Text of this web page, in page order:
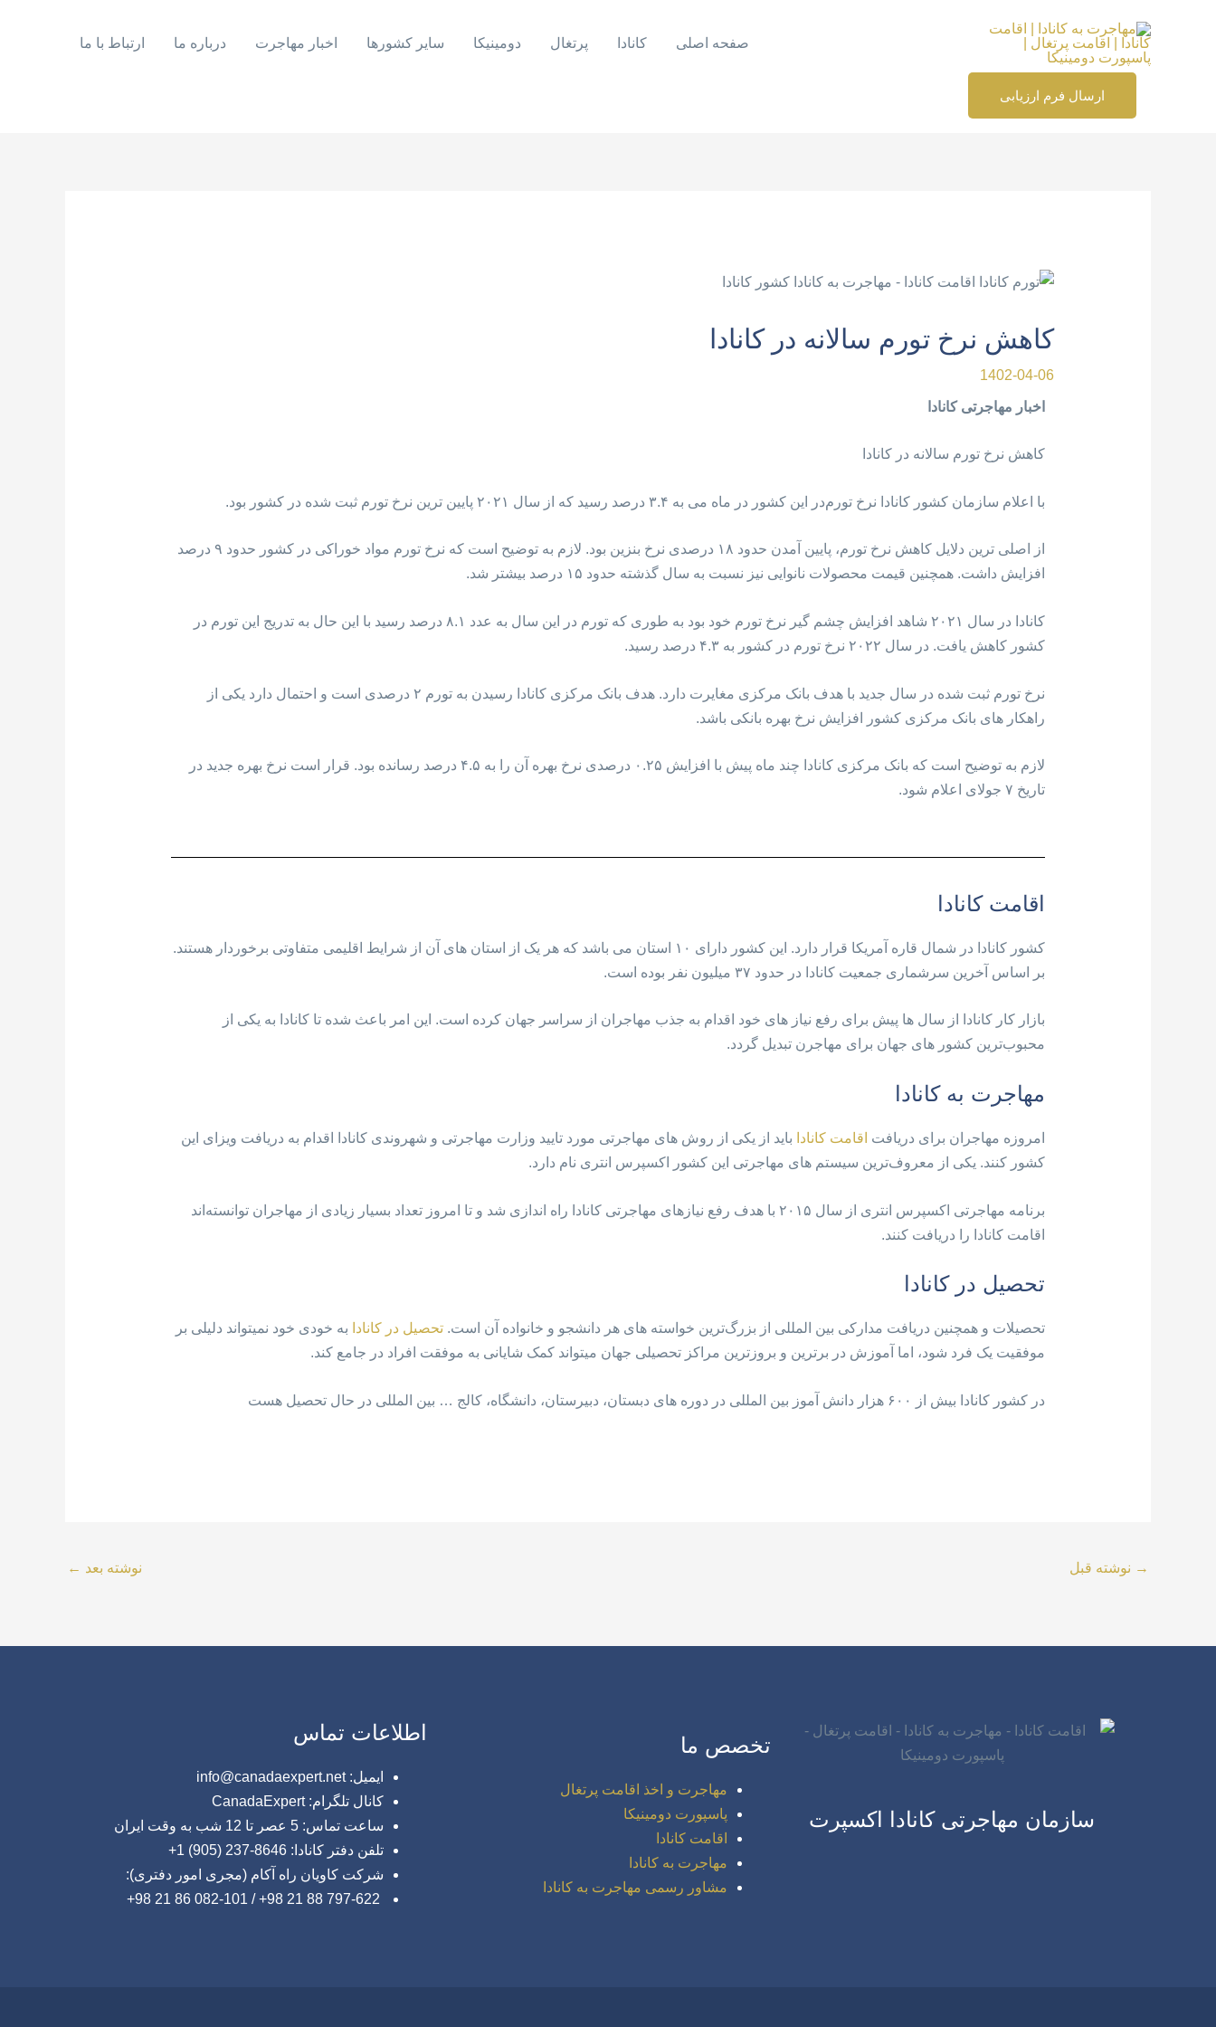
صفحه اصلی کانادا پرتغال دومینیکا سایر کشورها اخبار مهاجرت درباره ما ارتباط با ما
ارسال فرم ارزیابی
کاهش نرخ تورم سالانه در کانادا
1402-04-06
اخبار مهاجرتی کانادا
کاهش نرخ تورم سالانه در کانادا
با اعلام سازمان کشور کانادا نرخ تورم‌در این کشور در ماه می به ۳.۴ درصد رسید که از سال ۲۰۲۱ پایین ترین نرخ تورم ثبت شده در کشور بود.
از اصلی ترین دلایل کاهش نرخ تورم، پایین آمدن حدود ۱۸ درصدی نرخ بنزین بود. لازم به توضیح است که نرخ تورم مواد خوراکی در کشور حدود ۹ درصد
افزایش داشت. همچنین قیمت محصولات نانوایی نیز نسبت به سال گذشته حدود ۱۵ درصد بیشتر شد.
کانادا در سال ۲۰۲۱ شاهد افزایش چشم گیر نرخ تورم خود بود به طوری که تورم در این سال به عدد ۸.۱ درصد رسید با این حال به تدریج این تورم در
کشور کاهش یافت. در سال ۲۰۲۲ نرخ تورم در کشور به ۴.۳ درصد رسید.
نرخ تورم ثبت شده در سال جدید با هدف بانک مرکزی مغايرت دارد. هدف بانک مرکزی کانادا رسیدن به تورم ۲ درصدی است و احتمال دارد یکی از
راهکار های بانک مرکزی کشور افزایش نرخ بهره بانکی باشد.
لازم به توضیح است که بانک مرکزی کانادا چند ماه پیش با افزایش ۰.۲۵ درصدی نرخ بهره آن را به ۴.۵ درصد رسانده بود. قرار است نرخ بهره جدید در
تاریخ ۷ جولای اعلام شود.
اقامت کانادا
کشور کانادا در شمال قاره آمریکا قرار دارد. این کشور دارای ۱۰ استان می باشد که هر یک از استان های آن از شرایط اقلیمی متفاوتی برخوردار هستند.
بر اساس آخرین سرشماری جمعیت کانادا در حدود ۳۷ میلیون نفر بوده است.
بازار کار کانادا از سال ها پیش برای رفع نیاز های خود اقدام به جذب مهاجران از سراسر جهان کرده است. این امر باعث شده تا کانادا به یکی از
محبوب‌ترین کشور های جهان برای مهاجرن تبدیل گردد.
مهاجرت به کانادا
امروزه مهاجران برای دریافت اقامت کانادا باید از یکی از روش های مهاجرتی مورد تایید وزارت مهاجرتی و شهروندی کانادا اقدام به دریافت ویزای این
کشور کنند. یکی از معروف‌ترین سیستم های مهاجرتی این کشور اکسپرس انتری نام دارد.
برنامه مهاجرتی اکسپرس انتری از سال ۲۰۱۵ با هدف رفع نیازهای مهاجرتی کانادا راه اندازی شد و تا امروز تعداد بسیار زیادی از مهاجران توانسته‌اند
اقامت کانادا را دریافت کنند.
تحصیل در کانادا
تحصیلات و همچنین دریافت مدارکی بین المللی از بزرگ‌ترین خواسته های هر دانشجو و خانواده آن است. تحصیل در کانادا به خودی خود نمیتواند دلیلی بر
موفقیت یک فرد شود، اما آموزش در برترین و بروزترین مراکز تحصیلی جهان میتواند کمک شایانی به موفقت افراد در جامع کند.
در کشور کانادا بیش از ۶۰۰ هزار دانش آموز بین المللی در دوره های دبستان، دبیرستان، دانشگاه، کالج … بین المللی در حال تحصیل هست
→ نوشته قبل نوشته بعد ←
سازمان مهاجرتی کانادا اکسپرت
تخصص ما
مهاجرت و اخذ اقامت پرتغال
پاسپورت دومینیکا
اقامت کانادا
مهاجرت به کانادا
مشاور رسمی مهاجرت به کانادا
اطلاعات تماس
ایمیل: info@canadaexpert.net
کانال تلگرام: CanadaExpert
ساعت تماس: 5 عصر تا 12 شب به وقت ایران
تلفن دفتر کانادا: 8646-237 (905) 1+
شرکت کاویان راه آکام (مجری امور دفتری):